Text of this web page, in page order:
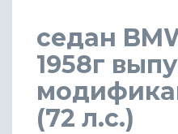
седан
1958г
(72 л.с.)